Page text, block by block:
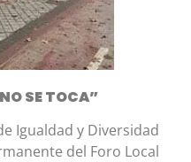
SE TOCA”
Igualdad y Diversidad
del Foro Local